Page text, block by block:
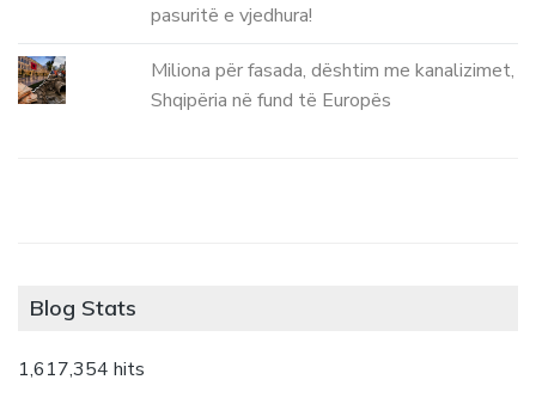
pasuritë e vjedhura!
Miliona për fasada, dështim me kanalizimet,
Shqipëria në fund të Europës
Blog Stats
1,617,354 hits